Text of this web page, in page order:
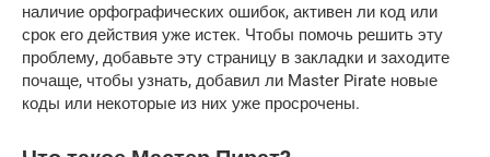
наличие орфографических ошибок, активен ли код или
срок его действия уже истек. Чтобы помочь решить эту
проблему, добавьте эту страницу в закладки и заходите
почаще, чтобы узнать, добавил ли Master Pirate новые
коды или некоторые из них уже просрочены.